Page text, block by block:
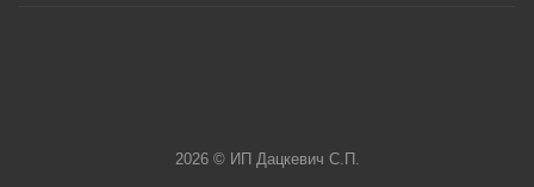
2026 © ИП Дацкевич С.П.